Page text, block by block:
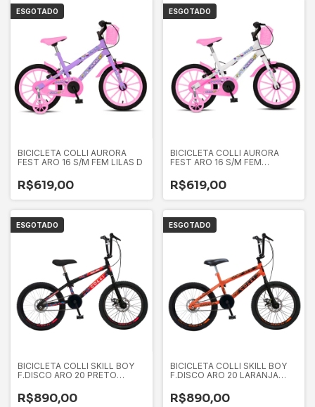
ESGOTADO
BICICLETA COLLI AURORA
FEST ARO 16 S/M FEM LILAS D
R$619,00
ESGOTADO
BICICLETA COLLI AURORA
FEST ARO 16 S/M FEM
R$619,00
ESGOTADO
BICICLETA COLLI SKILL BOY
F.DISCO ARO 20 PRETO
R$890,00
ESGOTADO
BICICLETA COLLI SKILL BOY
F.DISCO ARO 20 LARANJA
R$890,00